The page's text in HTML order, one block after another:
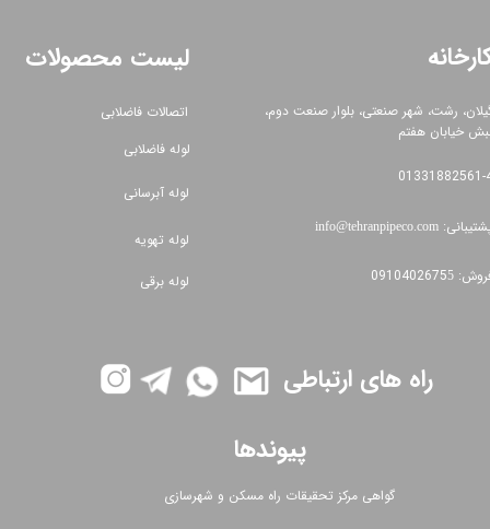
رشت، شهر صنعتی، بلوار صنعت دوم،
خیابان هفتم
01331882561​​​​​​​-
info@tehranpipeco.com​​​​​​​​​​​​​​
0910402675
5
لیست محصولات
لوله برقی
اتصالات فاضلابی
لوله فاضلابی
لوله آبرسانی
لوله تهویه
راه های ارتباطی
گواهی مرکز تحقیقات راه مسکن و شهرسازی
پیوندها